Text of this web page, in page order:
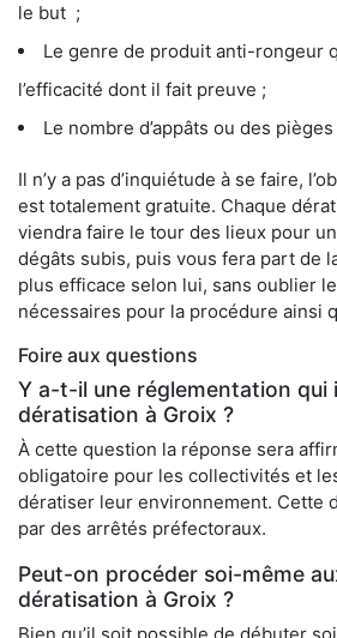
le but ;
Le genre de produit anti-rongeur
l’efficacité dont il fait preuve ;
Le nombre d’appâts ou des
Il n’y a pas d’inquiétude à se faire,
est totalement gratuite. Chaque
viendra faire le tour des lieux pour
dégâts subis, puis vous fera part de
plus efficace selon lui, sans oublier
nécessaires pour la procédure ainsi
Foire aux questions
Y a-t-il une réglementation qui
dératisation à Groix ?
À cette question la réponse sera
obligatoire pour les collectivités et
dératiser leur environnement. Cette
par des arrêtés préfectoraux.
Peut-on procéder soi-même
dératisation à Groix ?